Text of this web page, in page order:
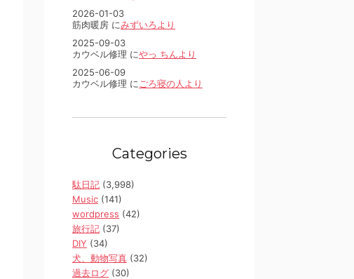
2026-01-03
筋肉暖房 にみずいろより
2025-09-03
カウベル修理 にやっ ちんより
2025-06-09
カウベル修理 に ごろ寝の人より
Categories
駄日記 (3,998)
Music (141)
wordpress (42)
旅行記 (37)
DIY (34)
犬、動物写真 (32)
過去ログ (30)